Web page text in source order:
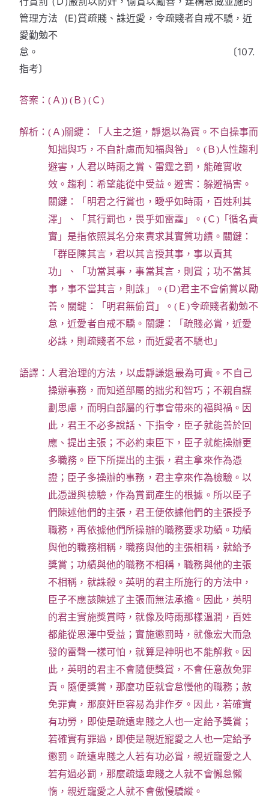
管理方法 (E)賞疏賤、誅近愛，令疏賤者自戒不驕，近
愛勤勉不
怠。 〔107.
指考〕
答案：(Ａ)) (Ｂ) (Ｃ)
解析：(Ａ)關鍵：「人主之道，靜退以為寶。不自操事而
知拙與巧，不自計慮而知福與咎」。(Ｂ)人性趨利
避害，人君以時雨之賞、雷霆之罰，能確實收
效。趨利：希望能從中受益。避害：躲避禍害。
關鍵：「明君之行賞也，曖乎如時雨，百姓利其
澤」、「其行罰也，畏乎如雷霆」。(Ｃ)「循名責
實」是指依照其名分來責求其實質功績。關鍵：
「群臣陳其言，君以其言授其事，事以責其
功」、「功當其事，事當其言，則賞；功不當其
事，事不當其言，則誅」。(Ｄ)君主不會偷賞以勵
善。關鍵：「明君無偷賞」。(Ｅ)令疏賤者勤勉不
怠，近愛者自戒不驕。關鍵：「疏賤必賞，近愛
必誅，則疏賤者不怠，而近愛者不驕也」
語譯：人君治理的方法，以虛靜謙退最為可貴。不自己
操辦事務，而知道部屬的拙劣和智巧；不親自謀
劃思慮，而明白部屬的行事會帶來的福與禍。因
此，君王不必多說話、下指令，臣子就能善於回
應、提出主張；不必約束臣下，臣子就能操辦更
多職務。臣下所提出的主張，君主拿來作為憑
證；臣子多操辦的事務，君主拿來作為檢驗。以
此憑證與檢驗，作為賞罰產生的根據。所以臣子
們陳述他們的主張，君王便依據他們的主張授予
職務，再依據他們所操辦的職務要求功績。功績
與他的職務相稱，職務與他的主張相稱，就給予
獎賞；功績與他的職務不相稱，職務與他的主張
不相稱，就誅殺。英明的君主所施行的方法中，
臣子不應該陳述了主張而無法承擔。因此，英明
的君主實施獎賞時，就像及時雨那樣溫潤，百姓
都能從恩澤中受益；實施懲罰時，就像宏大而急
發的雷聲一樣可怕，就算是神明也不能解救。因
此，英明的君主不會隨便獎賞，不會任意赦免罪
責。隨便獎賞，那麼功臣就會怠慢他的職務；赦
免罪責，那麼奸臣容易為非作歹。因此，若確實
有功勞，即使是疏遠卑賤之人也一定給予獎賞；
若確實有罪過，即使是親近寵愛之人也一定給予
懲罰。疏遠卑賤之人若有功必賞，親近寵愛之人
若有過必罰，那麼疏遠卑賤之人就不會懈怠懶
惰，親近寵愛之人就不會傲慢驕縱。